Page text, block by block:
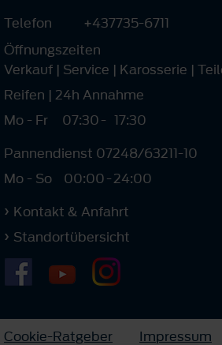
Telefon
+437735-6711
Öffnungszeiten
Verkauf | Service | Karosserie |
Reifen | 24h Annahme
Mo - Fr
07:30- 17:30
Pannendienst 07248/63211-10
Mo - So
00:00-24:00
Kontakt & Anfahrt
Standortübersicht
Cookie-Ratgeber Impressum